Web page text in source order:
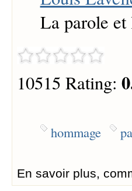
La parole
10515 Rating:
hommage
En savoir plus,